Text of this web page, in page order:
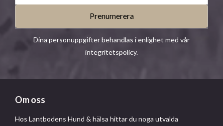
Prenumerera
Dina personuppgifter behandlas i enlighet med vår
integritetspolicy.
Om oss
Hos Lantbodens Hund & hälsa hittar du noga utvalda